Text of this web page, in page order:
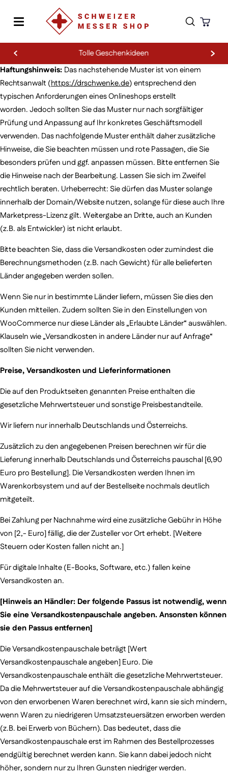
Zum Inhalt springen
Tolle Geschenkideen
Versand & Lieferung
Haftungshinweis: Das nachstehende Muster ist von einem
Rechtsanwalt (https://drschwenke.de) entsprechend den
typischen Anforderungen eines Onlineshops erstellt
worden. Jedoch sollten Sie das Muster nur nach sorgfältiger
Prüfung und Anpassung auf Ihr konkretes Geschäftsmodell
verwenden. Das nachfolgende Muster enthält daher zusätzliche
Hinweise, die Sie beachten müssen und rote Passagen, die Sie
besonders prüfen und ggf. anpassen müssen. Bitte entfernen Sie
die Hinweise nach der Bearbeitung. Lassen Sie sich im Zweifel
rechtlich beraten. Urheberrecht: Sie dürfen das Muster solange
innerhalb der Domain/Website nutzen, solange für diese auch Ihre
Marketpress-Lizenz gilt. Weitergabe an Dritte, auch an Kunden
(z.B. als Entwickler) ist nicht erlaubt.
Bitte beachten Sie, dass die Versandkosten oder zumindest die
Berechnungsmethoden (z.B. nach Gewicht) für alle belieferten
Länder angegeben werden sollen.
Wenn Sie nur in bestimmte Länder liefern, müssen Sie dies den
Kunden mitteilen. Zudem sollten Sie in den Einstellungen von
WooCommerce nur diese Länder als „Erlaubte Länder“ auswählen.
Klauseln wie „Versandkosten in andere Länder nur auf Anfrage“
sollten Sie nicht verwenden.
Preise, Versandkosten und Lieferinformationen
Die auf den Produktseiten genannten Preise enthalten die
gesetzliche Mehrwertsteuer und sonstige Preisbestandteile.
Wir liefern nur innerhalb Deutschlands und Österreichs.
Zusätzlich zu den angegebenen Preisen berechnen wir für die
Lieferung innerhalb Deutschlands und Österreichs pauschal [6,90
Euro pro Bestellung]. Die Versandkosten werden Ihnen im
Warenkorbsystem und auf der Bestellseite nochmals deutlich
mitgeteilt.
Bei Zahlung per Nachnahme wird eine zusätzliche Gebühr in Höhe
von [2,- Euro] fällig, die der Zusteller vor Ort erhebt. [Weitere
Steuern oder Kosten fallen nicht an.]
Für digitale Inhalte (E-Books, Software, etc.) fallen keine
Versandkosten an.
[Hinweis an Händler: Der folgende Passus ist notwendig, wenn
Sie eine Versandkostenpauschale angeben. Ansonsten können
sie den Passus entfernen]
Die Versandkostenpauschale beträgt [Wert
Versandkostenpauschale angeben] Euro. Die
Versandkostenpauschale enthält die gesetzliche Mehrwertsteuer.
Da die Mehrwertsteuer auf die Versandkostenpauschale abhängig
von den erworbenen Waren berechnet wird, kann sie sich mindern,
wenn Waren zu niedrigeren Umsatzsteuersätzen erworben werden
(z.B. bei Erwerb von Büchern). Das bedeutet, dass die
Versandkostenpauschale erst im Rahmen des Bestellprozesses
endgültig berechnet werden kann. Sie kann dabei jedoch nicht
höher, sondern nur zu Ihren Gunsten niedriger werden.